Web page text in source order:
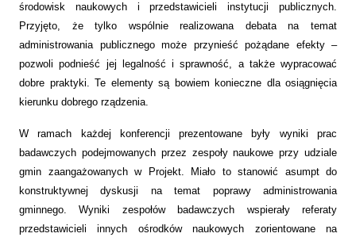
środowisk naukowych i przedstawicieli instytucji publicznych.
Przyjęto, że tylko wspólnie realizowana debata na temat
administrowania publicznego może przynieść pożądane efekty –
pozwoli podnieść jej legalność i sprawność, a także wypracować
dobre praktyki. Te elementy są bowiem konieczne dla osiągnięcia
kierunku dobrego rządzenia.
W ramach każdej konferencji prezentowane były wyniki prac
badawczych podejmowanych przez zespoły naukowe przy udziale
gmin zaangażowanych w Projekt. Miało to stanowić asumpt do
konstruktywnej dyskusji na temat poprawy administrowania
gminnego. Wyniki zespołów badawczych wspierały referaty
przedstawicieli innych ośrodków naukowych zorientowane na